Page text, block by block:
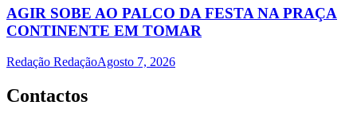
AGIR SOBE AO PALCO DA FESTA NA PRAÇA
CONTINENTE EM TOMAR
Redação RedaçãoAgosto 7, 2026
Contactos